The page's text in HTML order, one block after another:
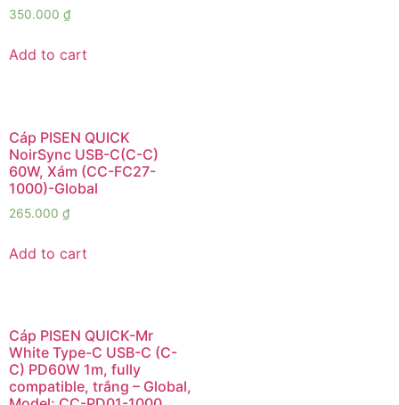
350.000 ₫
Add to cart
Cáp PISEN QUICK
NoirSync USB-C(C-C)
60W, Xám (CC-FC27-
1000)-Global
265.000 ₫
Add to cart
Cáp PISEN QUICK-Mr
White Type-C USB-C (C-
C) PD60W 1m, fully
compatible, trắng – Global,